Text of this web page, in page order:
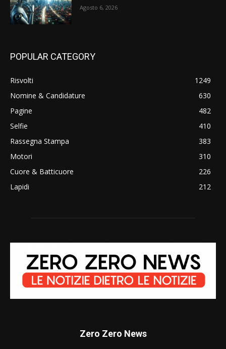
Agosto 6, 2026
POPULAR CATEGORY
Risvolti
1249
Nomine & Candidature
630
Pagine
482
Selfie
410
Rassegna Stampa
383
Motori
310
Cuore & Batticuore
226
Lapidi
212
Zero Zero News